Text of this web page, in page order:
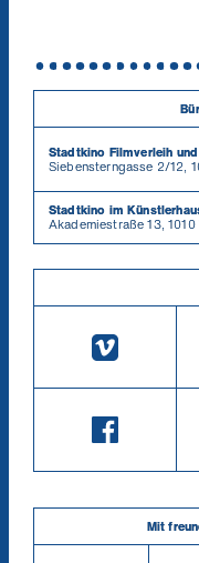
Stadtkino Filmverleih
Siebensterngasse 2/12,
Stadtkino im
Akademiestraße 13, 1010
Mit